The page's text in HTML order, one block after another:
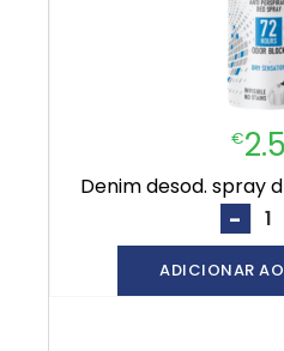
€
denim desod. spray
-
ADICIONAR